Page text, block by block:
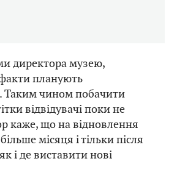
директора музею,
планують
Таким чином побачити
відвідувачі поки не
каже, що на відновлення
місяця і тільки після
і де виставити нові